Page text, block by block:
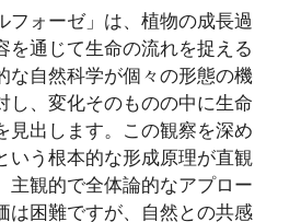
フォーゼ」は、植物の成長過
を通じて生命の流れを捉える
な自然科学が個々の形態の機
し、変化そのものの中に生命
見出します。この観察を深め
いう根本的な形成原理が直観
主観的で全体論的なアプロー
は困難ですが、自然との共感